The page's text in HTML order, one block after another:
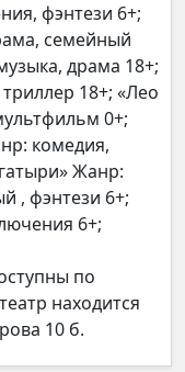
фэнтези 6+;
семейный
драма 18+;
18+; «Лео
0+;
комедия,
Жанр:
, фэнтези 6+;
6+;
по
находится
10 б.